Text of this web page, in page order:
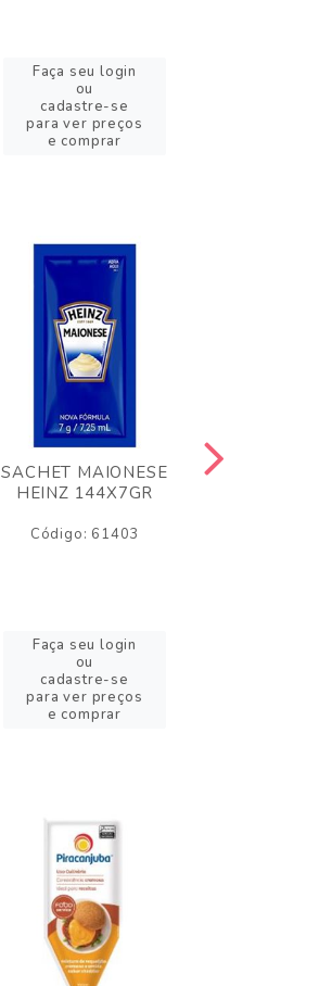
Faça seu login
ou
cadastre-se
para ver preços
e comprar
SACHET MAIONESE
HEINZ 144X7GR
Código: 61403
Faça seu login
ou
cadastre-se
para ver preços
e comprar